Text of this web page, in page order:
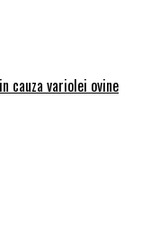
cauza variolei ovine